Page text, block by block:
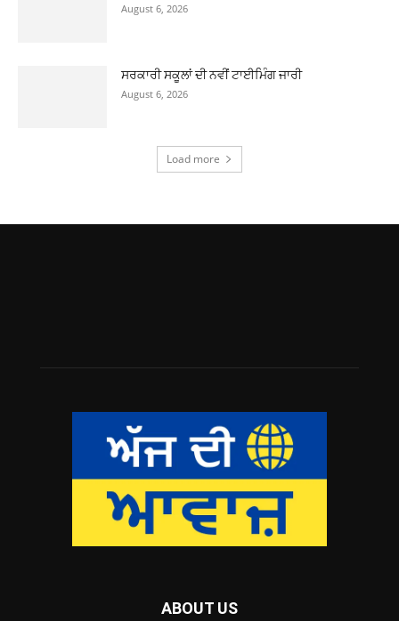
August 6, 2026
ਸਰਕਾਰੀ ਸਕੂਲਾਂ ਦੀ ਨਵੀਂ ਟਾਈਮਿੰਗ ਜਾਰੀ
August 6, 2026
Load more
ABOUT US